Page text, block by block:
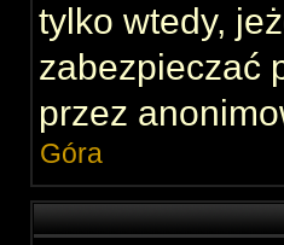
tylko wtedy,
zabezpieczać
przez
Góra